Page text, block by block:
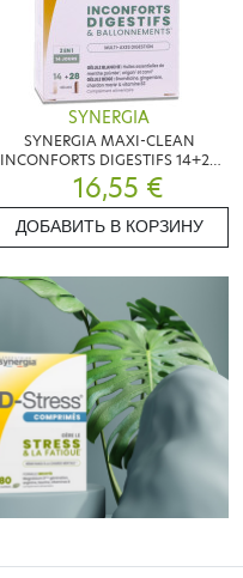
SYNERGIA
SYNERGIA MAXI-CLEAN
INCONFORTS DIGESTIFS 14+28
GELULES
16,55 €
ДОБАВИТЬ В КОРЗИНУ